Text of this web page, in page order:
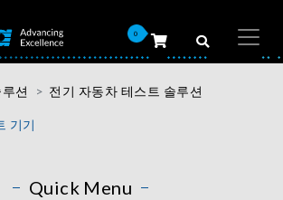
0
션 전기 자동차 테스트 솔루션
기기
Quick Menu